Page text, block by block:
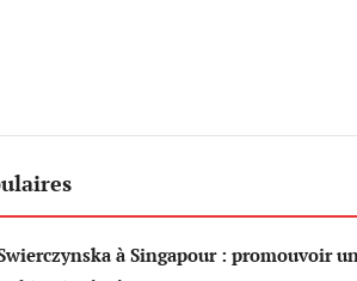
à Singapour : promouvoir